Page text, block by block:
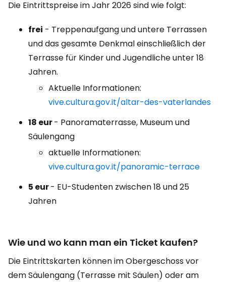
Die Eintrittspreise im Jahr 2026 sind wie folgt:
frei - Treppenaufgang und untere Terrassen
und das gesamte Denkmal einschließlich der
Terrasse für Kinder und Jugendliche unter 18
Jahren.
Aktuelle Informationen:
vive.cultura.gov.it/altar-des-vaterlandes
18 eur- Panoramaterrasse, Museum und
Säulengang
aktuelle Informationen:
vive.cultura.gov.it/panoramic-terrace
5 eur- EU-Studenten zwischen 18 und 25
Jahren
Wie und wo kann man ein Ticket kaufen?
Die Eintrittskarten können im Obergeschoss vor
dem Säulengang (Terrasse mit Säulen) oder am